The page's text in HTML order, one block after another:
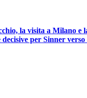
la visita a Milano e
per Sinner